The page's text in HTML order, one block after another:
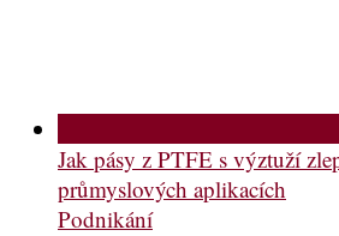
Jak pásy z PTFE s výztuží
průmyslových aplikacích
Podnikání